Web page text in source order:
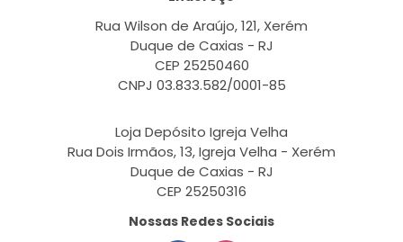
Rua Wilson de Araújo, 121, Xerém
Duque de Caxias - RJ
CEP 25250460
CNPJ 03.833.582/0001-85
Loja Depósito Igreja Velha
Rua Dois Irmãos, 13, Igreja Velha - Xerém
Duque de Caxias - RJ
CEP 25250316
Nossas Redes Sociais